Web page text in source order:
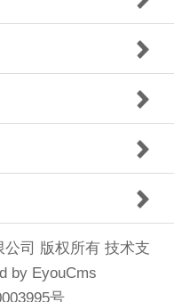
司 版权所有 技术支
by EyouCms
号